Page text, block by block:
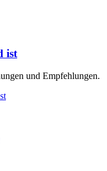
ist
und Empfehlungen.